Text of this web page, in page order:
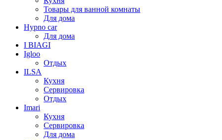
Товары для ванной комнаты
Для дома
Hypno car
Для дома
I BIAGI
Igloo
Отдых
ILSA
Кухня
Сервировка
Отдых
Imari
Кухня
Сервировка
Для дома